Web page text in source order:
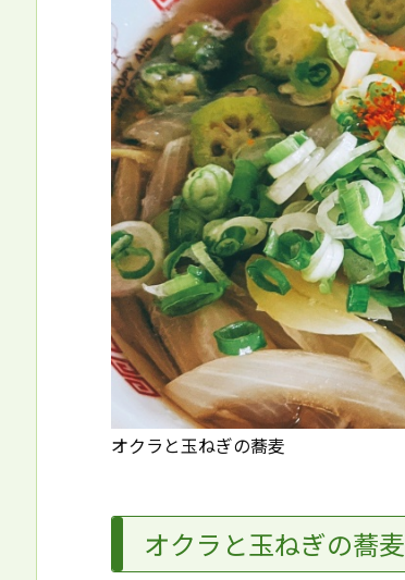
オクラと玉ねぎの蕎麦
オクラと玉ねぎの蕎麦